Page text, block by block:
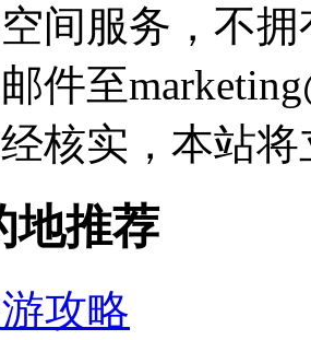
间服务，不
件至
核实，本站
地推荐
攻略